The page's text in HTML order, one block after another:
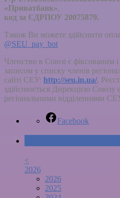
«Приватбанк»,
код за ЄДРПОУ 20075879.
Також Ви можете здійснити
@SEU_pay_bot
Членство в Союзі є фіксованим
записом у списку членів
сайті СЕУ: http://seu.in.ua/.
здійснюється Дирекцією Союзу
регіональними відділеннями
Facebook
<
2026
2026
2025